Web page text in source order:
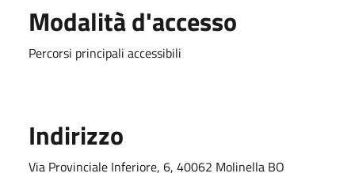
Modalità d'accesso
Percorsi principali accessibili
Indirizzo
Via Provinciale Inferiore, 6, 40062 Molinella BO